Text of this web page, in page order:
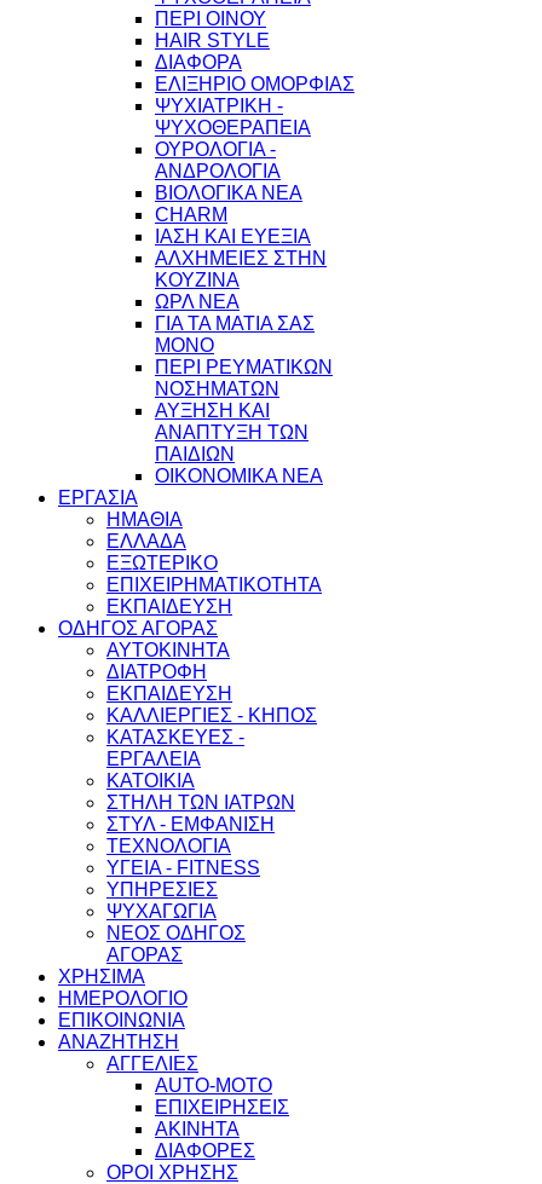
ΠΕΡΙ ΟΙΝΟΥ
HAIR STYLE
ΔΙΑΦΟΡΑ
ΕΛΙΞΗΡΙΟ ΟΜΟΡΦΙΑΣ
ΨΥΧΙΑΤΡΙΚΗ -
ΨΥΧΟΘΕΡΑΠΕΙΑ
ΟΥΡΟΛΟΓΙΑ -
ΑΝΔΡΟΛΟΓΙΑ
ΒΙΟΛΟΓΙΚΑ ΝΕΑ
CHARM
ΙΑΣΗ ΚΑΙ ΕΥΕΞΙΑ
ΑΛΧΗΜΕΙΕΣ ΣΤΗΝ
ΚΟΥΖΙΝΑ
ΩΡΛ ΝEA
ΓΙΑ ΤΑ ΜΑΤΙΑ ΣΑΣ
ΜΟΝΟ
ΠΕΡΙ ΡΕΥΜΑΤΙΚΩΝ
ΝΟΣΗΜΑΤΩΝ
ΑΥΞΗΣΗ ΚΑΙ
ΑΝΑΠΤΥΞΗ ΤΩΝ
ΠΑΙΔΙΩΝ
ΟΙΚΟΝΟΜΙΚΑ ΝΕΑ
ΕΡΓΑΣΙΑ
ΗΜΑΘΙΑ
ΕΛΛΑΔΑ
ΕΞΩΤΕΡΙΚΟ
ΕΠΙΧΕΙΡΗΜΑΤΙΚΟΤΗΤΑ
ΕΚΠΑΙΔΕΥΣΗ
ΟΔΗΓΟΣ ΑΓΟΡΑΣ
ΑΥΤΟΚΙΝΗΤΑ
ΔΙΑΤΡΟΦΗ
ΕΚΠΑΙΔΕΥΣΗ
ΚΑΛΛΙΕΡΓΙΕΣ - ΚΗΠΟΣ
ΚΑΤΑΣΚΕΥΕΣ -
ΕΡΓΑΛΕΙΑ
ΚΑΤΟΙΚΙΑ
ΣΤΗΛΗ ΤΩΝ ΙΑΤΡΩΝ
ΣΤΥΛ - ΕΜΦΑΝΙΣΗ
ΤΕΧΝΟΛΟΓΙΑ
ΥΓΕΙΑ - FITNESS
ΥΠΗΡΕΣΙΕΣ
ΨΥΧΑΓΩΓΙΑ
ΝΕΟΣ ΟΔΗΓΟΣ
ΑΓΟΡΑΣ
ΧΡΗΣΙΜΑ
ΗΜΕΡΟΛΟΓΙΟ
ΕΠΙΚΟΙΝΩΝΙΑ
ΑΝΑΖΗΤΗΣΗ
ΑΓΓΕΛΙΕΣ
AUTO-MOTO
ΕΠΙΧΕΙΡΗΣΕΙΣ
ΑΚΙΝΗΤΑ
ΔΙΑΦΟΡΕΣ
ΟΡΟΙ ΧΡΗΣΗΣ